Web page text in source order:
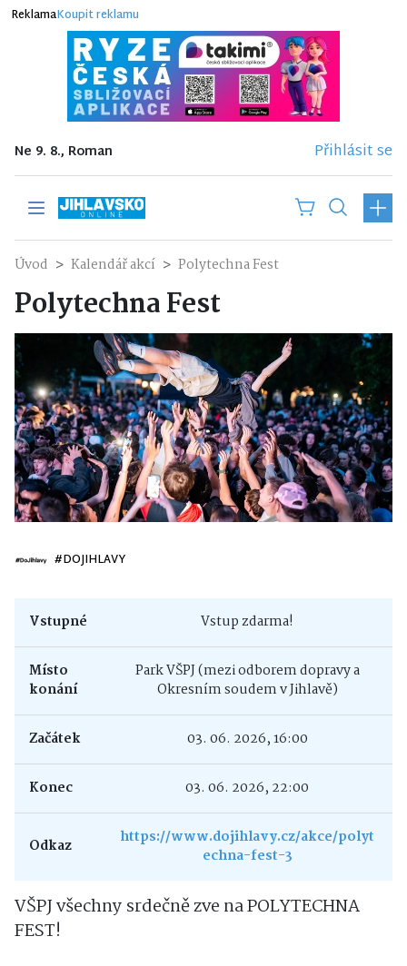
ReklamaKoupit reklamu
Ne 9. 8., Roman Přihlásit se
Úvod Kalendář akcí Polytechna Fest
Polytechna Fest
#DOJIHLAVY
Vstupné Vstup zdarma!
Místo
konání
Park VŠPJ (mezi odborem dopravy a
Okresním soudem v Jihlavě)
Začátek 03. 06. 2026, 16:00
Konec 03. 06. 2026, 22:00
Odkaz
https://www.dojihlavy.cz/akce/polyt
echna-fest-3
VŠPJ všechny srdečně zve na POLYTECHNA
FEST!